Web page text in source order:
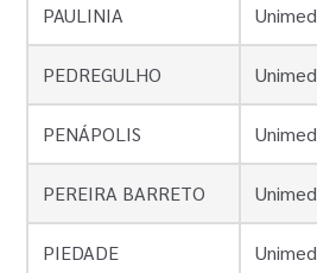
PAULINIA Unimed
PEDREGULHO Unimed
PENÁPOLIS Unimed
PEREIRA BARRETO Unimed
PIEDADE Unimed